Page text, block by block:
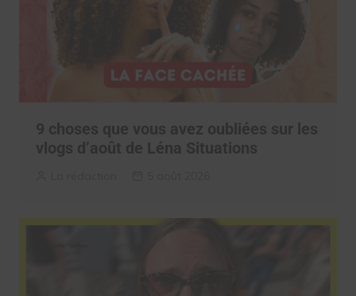
9 choses que vous avez oubliées sur les
vlogs d’août de Léna Situations